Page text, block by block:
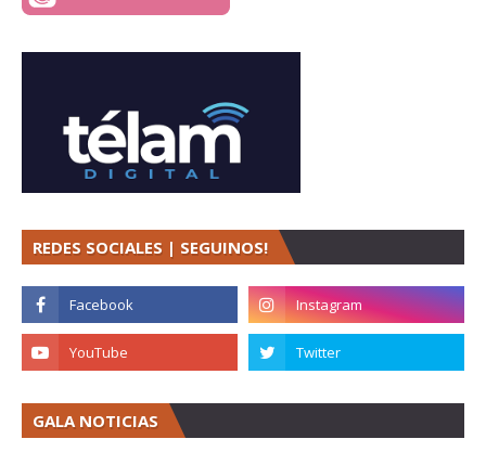
REDES SOCIALES | SEGUINOS!
GALA NOTICIAS